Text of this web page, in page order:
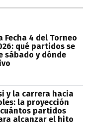
Fecha 4 del Torneo
qué partidos se
sábado y dónde
y la carrera hacia
la proyección
partidos
alcanzar el hito